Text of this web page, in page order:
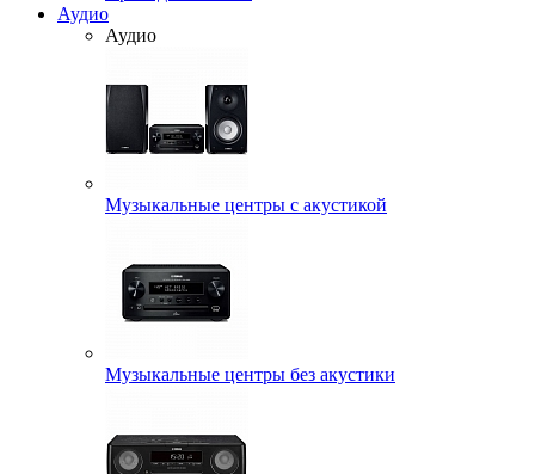
Аудио
Аудио
Музыкальные центры с акустикой
Музыкальные центры без акустики